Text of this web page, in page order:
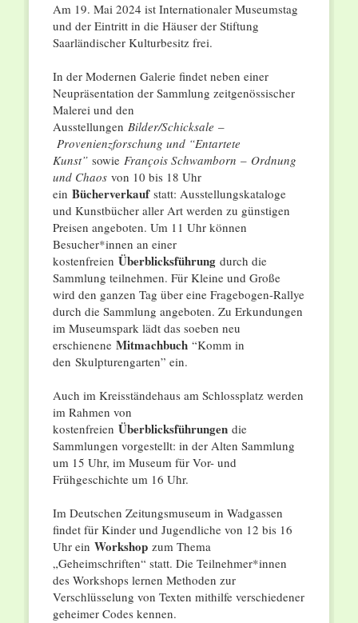
Am 19. Mai 2024 ist Internationaler Museumstag
und der Eintritt in die Häuser der Stiftung
Saarländischer Kulturbesitz frei.
In der Modernen Galerie findet neben einer
Neupräsentation der Sammlung zeitgenössischer
Malerei und den
Ausstellungen Bilder/Schicksale –
Provenienzforschung und “Entartete
Kunst”sowie François Schwamborn –Ordnung
und Chaosvon 10 bis 18 Uhr
ein Bücherverkaufstatt: Ausstellungskataloge
und Kunstbücher aller Art werden zu günstigen
Preisen angeboten. Um 11 Uhr können
Besucher*innen an einer
kostenfreien Überblicksführung durch die
Sammlung teilnehmen. Für Kleine und Große
wird den ganzen Tag über eine Fragebogen-Rallye
durch die Sammlung angeboten. Zu Erkundungen
im Museumspark lädt das soeben neu
erschienene Mitmachbuch “Komm in
den Skulpturengarten” ein.
Auch im Kreisständehaus am Schlossplatz werden
im Rahmen von
kostenfreien Überblicksführungendie
Sammlungen vorgestellt: in der Alten Sammlung
um 15 Uhr, im Museum für Vor- und
Frühgeschichte um 16 Uhr.
Im Deutschen Zeitungsmuseum in Wadgassen
findet für Kinder und Jugendliche von 12 bis 16
Uhr ein Workshopzum Thema
„Geheimschriften“ statt. Die Teilnehmer*innen
des Workshops lernen Methoden zur
Verschlüsselung von Texten mithilfe verschiedener
geheimer Codes kennen.